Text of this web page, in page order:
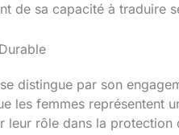
de sa capacité à traduire
distingue par son
les femmes représentent
rôle dans la protection